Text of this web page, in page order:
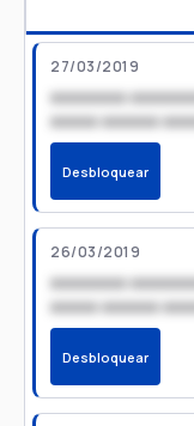
27/03/2019
xxxxxxxx
xxxxx xxxxxx
Desbloquear
26/03/2019
xxxxxxxx
xxxxx xxxxxx
Desbloquear